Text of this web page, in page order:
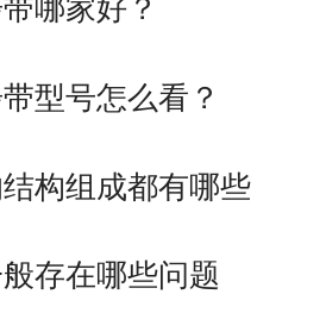
哪家好？
型号怎么看？
构组成都有哪些
存在哪些问题